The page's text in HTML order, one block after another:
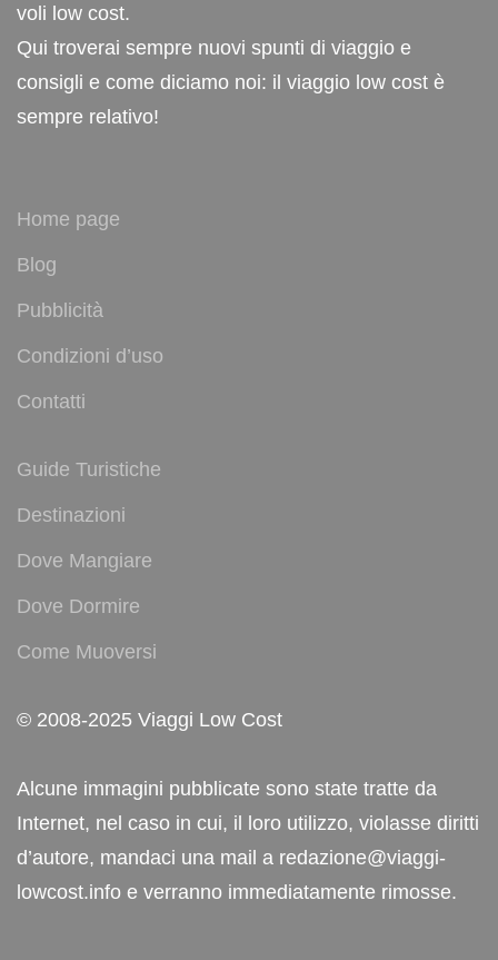
voli low cost.
Qui troverai sempre nuovi spunti di viaggio e
consigli e come diciamo noi: il viaggio low cost è
sempre relativo!
Home page
Blog
Pubblicità
Condizioni d’uso
Contatti
Guide Turistiche
Destinazioni
Dove Mangiare
Dove Dormire
Come Muoversi
© 2008-2025 Viaggi Low Cost
Alcune immagini pubblicate sono state tratte da
Internet, nel caso in cui, il loro utilizzo, violasse diritti
d’autore, mandaci una mail a redazione@viaggi-
lowcost.info e verranno immediatamente rimosse.